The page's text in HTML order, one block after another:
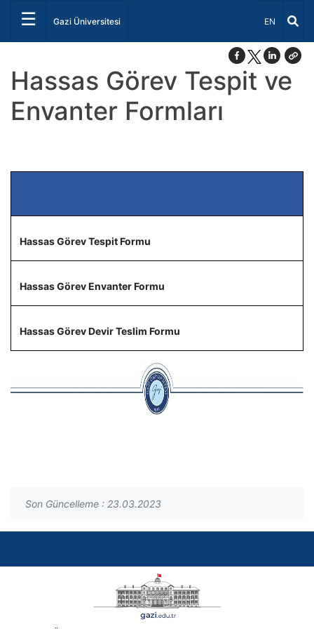
☰ Gazi Üniversitesi Dil Seçiniz
EN
Hassas Görev Tespit ve
Envanter Formları
Hassas Görev Tespit Formu
Hassas Görev Envanter Formu
Hassas Görev Devir Teslim Formu
Son Güncelleme : 23.03.2023